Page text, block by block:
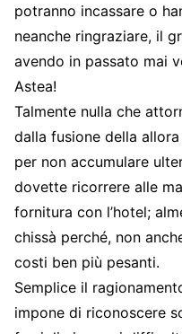
potranno incassare o
neanche ringraziare, il
avendo in passato mai
Astea!
Talmente nulla che
dalla fusione della
per non accumulare
dovette ricorrere alle
fornitura con l’hotel;
chissà perché, non
costi ben più pesanti.
Semplice il
impone di riconoscere